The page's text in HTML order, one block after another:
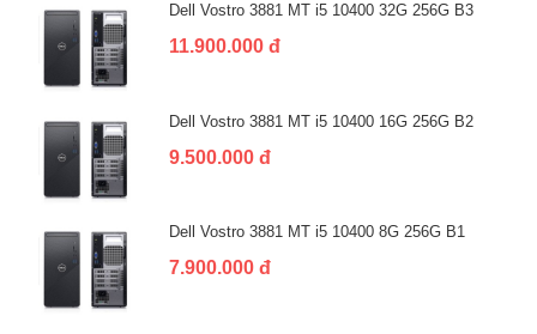
Dell Vostro 3881 MT i5 10400 32G 256G B3
11.900.000 đ
Dell Vostro 3881 MT i5 10400 16G 256G B2
9.500.000 đ
Dell Vostro 3881 MT i5 10400 8G 256G B1
7.900.000 đ